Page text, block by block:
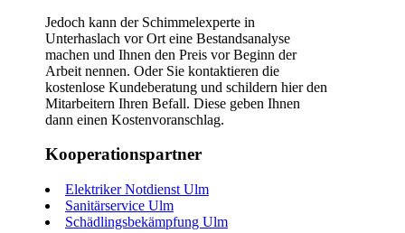
Jedoch kann der Schimmelexperte in
Unterhaslach vor Ort eine Bestandsanalyse
machen und Ihnen den Preis vor Beginn der
Arbeit nennen. Oder Sie kontaktieren die
kostenlose Kundeberatung und schildern hier den
Mitarbeitern Ihren Befall. Diese geben Ihnen
dann einen Kostenvoranschlag.
Kooperationspartner
Elektriker Notdienst Ulm
Sanitärservice Ulm
Schädlingsbekämpfung Ulm